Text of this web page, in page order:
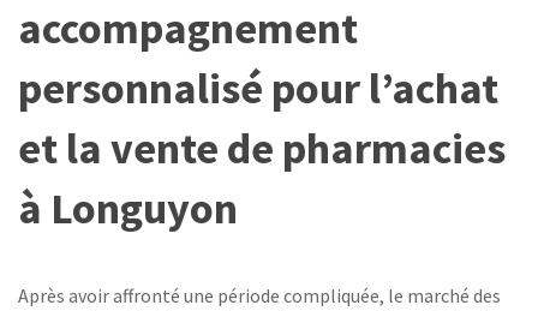
accompagnement
personnalisé pour l’achat
et la vente de pharmacies
à Longuyon
Après avoir affronté une période compliquée, le marché des